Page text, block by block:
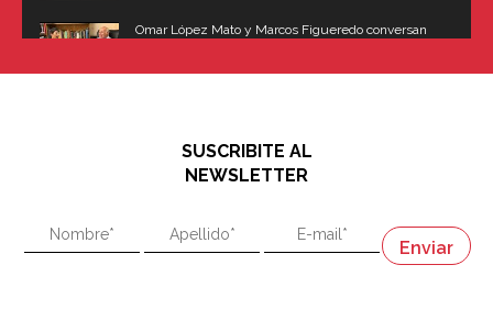
Omar López Mato y Marcos Figueredo conversan
"En política, la estupidez no es una desventaja"
"En política, la estupidez no es una desventaja"
Napoleón
SUSCRIBITE AL
NEWSLETTER